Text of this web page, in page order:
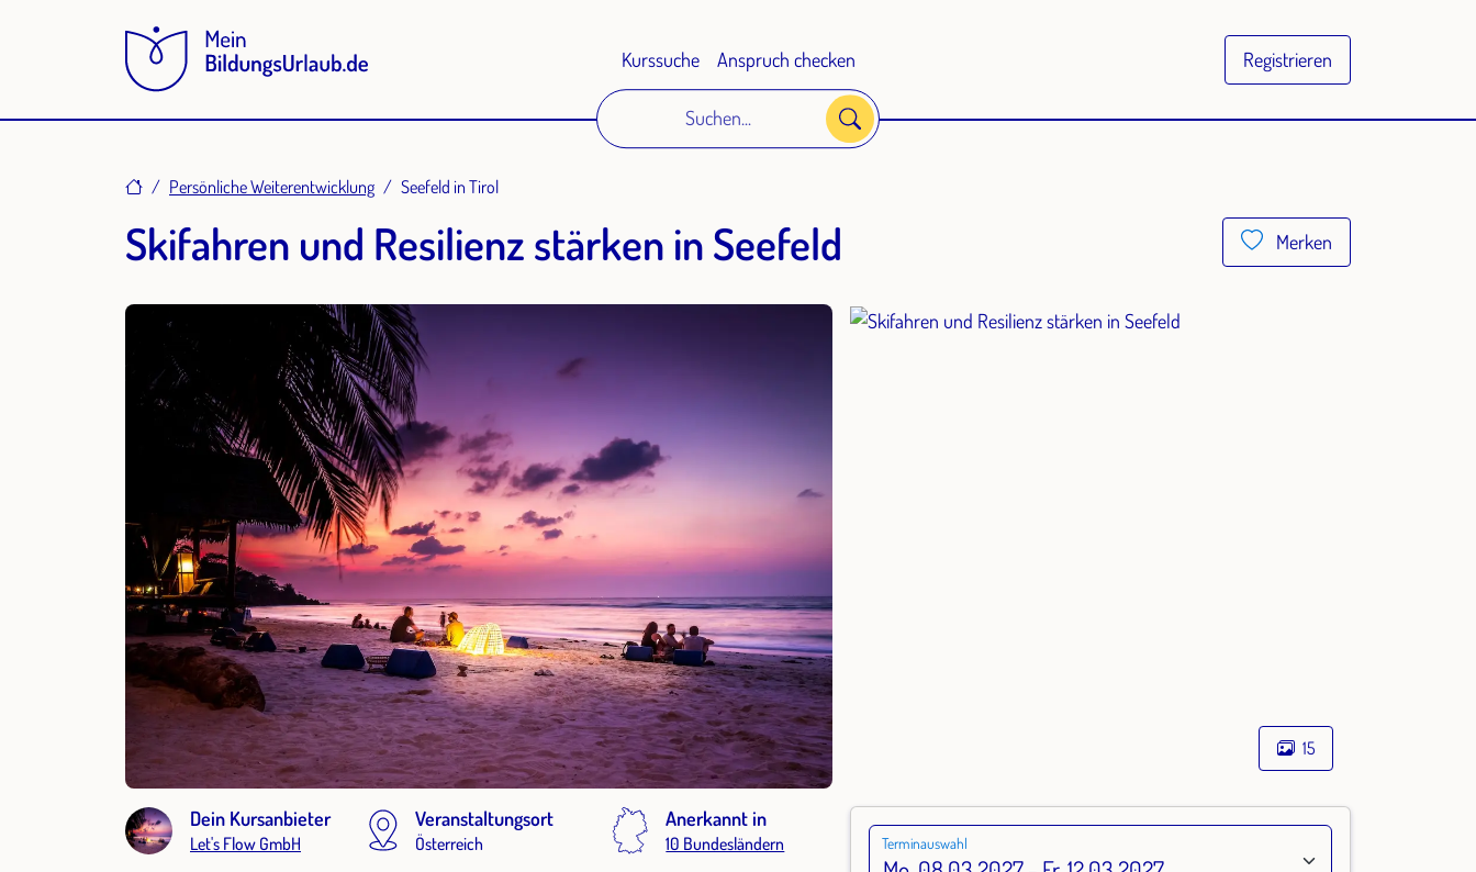
Kurssuche Anspruch checken
Suchen...
Registrieren
HomePersönliche Weiterentwicklung Seefeld in Tirol
Skifahren und Resilienz stärken in Seefeld Merken
15
Dein Kursanbieter
Let's Flow GmbH
Veranstaltungsort
Österreich
Anerkannt in
10 Bundesländern Terminauswahl